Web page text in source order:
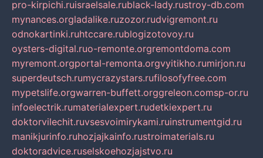
pro-kirpichi.ruisraelsale.rublack-lady.rustroy-db.com
mynances.orgladalike.ruzozor.rudvigremont.ru
odnokartinki.ruhtccare.rublogizotovoy.ru
oysters-digital.ruo-remonte.orgremontdoma.com
myremont.orgportal-remonta.orgvyitikho.rumirjon.ru
superdeutsch.rumycrazystars.rufilosofyfree.com
mypetslife.orgwarren-buffett.orggreleon.comsp-or.ru
infoelectrik.rumaterialexpert.rudetkiexpert.ru
doktorvilechit.ruvsesvoimirykami.ruinstrumentgid.ru
manikjurinfo.ruhozjajkainfo.rustroimaterials.ru
doktoradvice.ruselskoehozjajstvo.ru